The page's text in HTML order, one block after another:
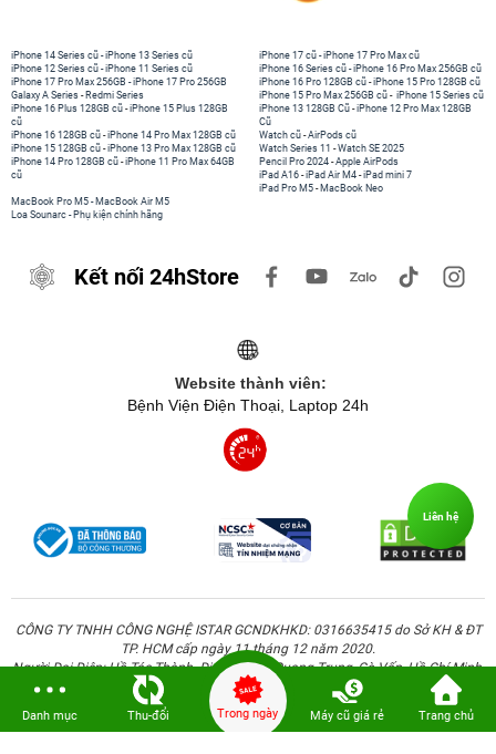
iPhone 14 Series cũ -iPhone 13 Series cũ
iPhone 12 Series cũ -iPhone 11 Series cũ
iPhone 17 Pro Max 256GB -iPhone 17 Pro 256GB
Galaxy A Series - Redmi Series
iPhone 17 cũ -iPhone 17 Pro Max cũ
iPhone 16 Series cũ - iPhone 16 Pro Max 256GB cũ
iPhone 16 Pro 128GB cũ -iPhone 15 Pro 128GB cũ
iPhone 15 Pro Max 256GB cũ - iPhone 15 Series cũ
iPhone 16 Plus 128GB cũ -iPhone 15 Plus 128GB
cũ
iPhone 16 128GB cũ -iPhone 14 Pro Max 128GB cũ
iPhone 15 128GB cũ -iPhone 13 Pro Max 128GB cũ
iPhone 14 Pro 128GB cũ -iPhone 11 Pro Max 64GB
cũ
iPhone 13 128GB Cũ -iPhone 12 Pro Max 128GB
Cũ
Watch cũ -AirPods cũ
Watch Series 11 -Watch SE 2025
Pencil Pro 2024 -Apple AirPods
iPad A16 -iPad Air M4 -iPad mini 7
iPad Pro M5 - MacBook Neo
MacBook Pro M5 - MacBook Air M5
Loa Sounarc - Phụ kiện chính hãng
Kết nối 24hStore
Website thành viên:
Bệnh Viện Điện Thoại, Laptop 24h
CÔNG TY TNHH CÔNG NGHỆ ISTAR GCNDKHKD: 0316635415 do Sở KH & ĐT
TP. HCM cấp ngày 11 tháng 12 năm 2020.
Người Đại Diện: Hồ Tác Thành. Địa chỉ: 389 Quang Trung, Gò Vấp, Hồ Chí Minh.
Danh mục Thu-đổi Trong ngày Máy cũ giá rẻ Trang chủ
Liên hệ